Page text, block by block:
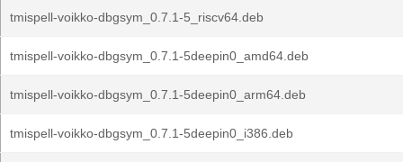
tmispell-voikko-dbgsym_0.7.1-5_riscv64.deb
tmispell-voikko-dbgsym_0.7.1-5deepin0_amd64.deb
tmispell-voikko-dbgsym_0.7.1-5deepin0_arm64.deb
tmispell-voikko-dbgsym_0.7.1-5deepin0_i386.deb